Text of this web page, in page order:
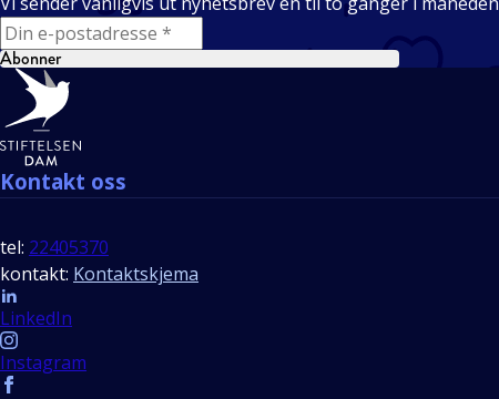
E-mail
Abonner
Bunntekst
Kontakt oss
tel: 22405370
kontakt: Kontaktskjema
Follow us
LinkedIn
Instagram